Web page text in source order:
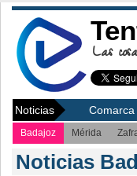
Las
Noticias Comarca
Badajoz Mérida
Noticias